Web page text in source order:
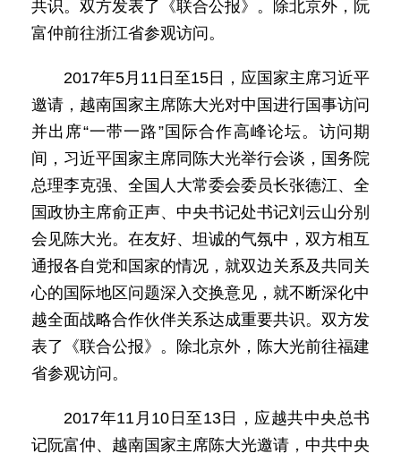
共识。双方发表了《联合公报》。除北京外，阮
富仲前往浙江省参观访问。
2017年5月11日至15日，应国家主席习近平
邀请，越南国家主席陈大光对中国进行国事访问
并出席“一带一路”国际合作高峰论坛。访问期
间，习近平国家主席同陈大光举行会谈，国务院
总理李克强、全国人大常委会委员长张德江、全
国政协主席俞正声、中央书记处书记刘云山分别
会见陈大光。在友好、坦诚的气氛中，双方相互
通报各自党和国家的情况，就双边关系及共同关
心的国际地区问题深入交换意见，就不断深化中
越全面战略合作伙伴关系达成重要共识。双方发
表了《联合公报》。除北京外，陈大光前往福建
省参观访问。
2017年11月10日至13日，应越共中央总书
记阮富仲、越南国家主席陈大光邀请，中共中央